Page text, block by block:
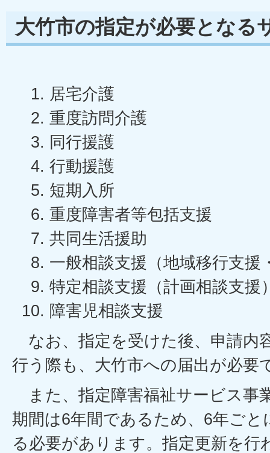
大竹市の指定が必要となる
居宅介護
重度訪問介護
同行援護
行動援護
短期入所
重度障害者等包括支援
共同生活援助
一般相談支援（地域移行支援
特定相談支援（計画相談支援
障害児相談支援
なお、指定を受けた後、申請内
行う際も、大竹市への届出が必要
また、指定障害福祉サービス事
期間は6年間であるため、6年ごと
る必要があります。指定更新を行